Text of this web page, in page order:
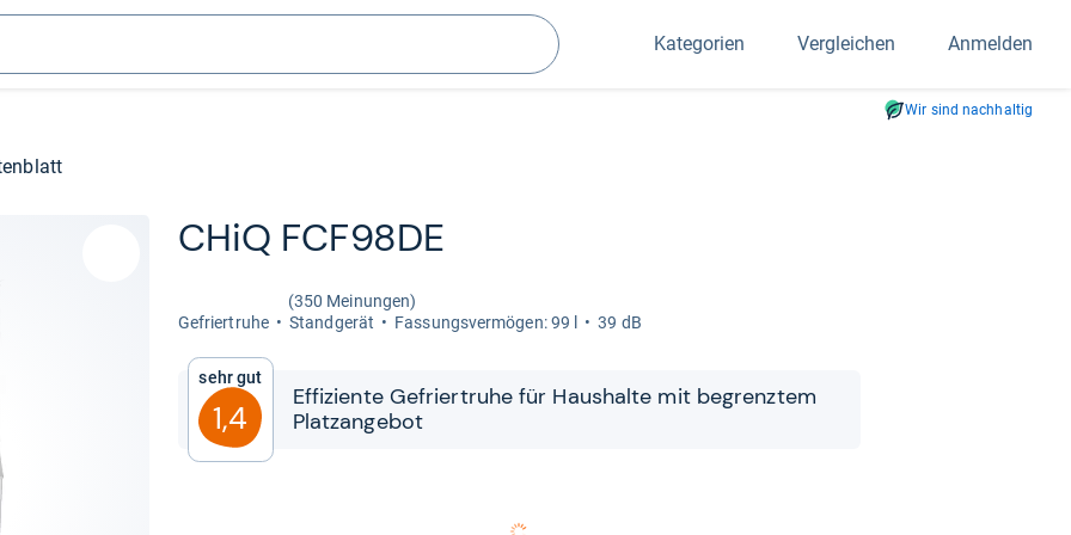
Suchen
Kategorien Vergleichen Anmelden
Wir sind nachhaltig
CHiQ ‎FCF98DE
(350 Meinungen)
Gefrier­truhe
Stand­ge­rät Fas­sungs­ver­mö­gen: 99 l 39 dB
Sehr gut
1,4
Effi­zi­ente Gefrier­truhe für Haus­halte mit begrenz­tem
Platz­an­ge­bot